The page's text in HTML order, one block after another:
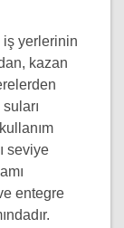
iş yerlerinin
kazan
seviye
entegre